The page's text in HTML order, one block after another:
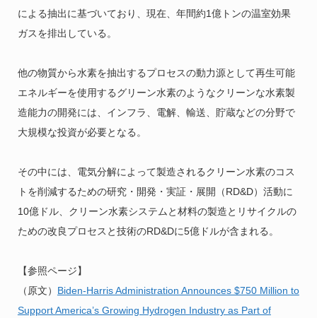
による抽出に基づいており、現在、年間約1億トンの温室効果
ガスを排出している。
他の物質から水素を抽出するプロセスの動力源として再生可能
エネルギーを使用するグリーン水素のようなクリーンな水素製
造能力の開発には、インフラ、電解、輸送、貯蔵などの分野で
大規模な投資が必要となる。
その中には、電気分解によって製造されるクリーン水素のコス
トを削減するための研究・開発・実証・展開（RD&D）活動に
10億ドル、クリーン水素システムと材料の製造とリサイクルの
ための改良プロセスと技術のRD&Dに5億ドルが含まれる。
【参照ページ】
（原文） Biden-Harris Administration Announces $750 Million to
Support America’s Growing Hydrogen Industry as Part of